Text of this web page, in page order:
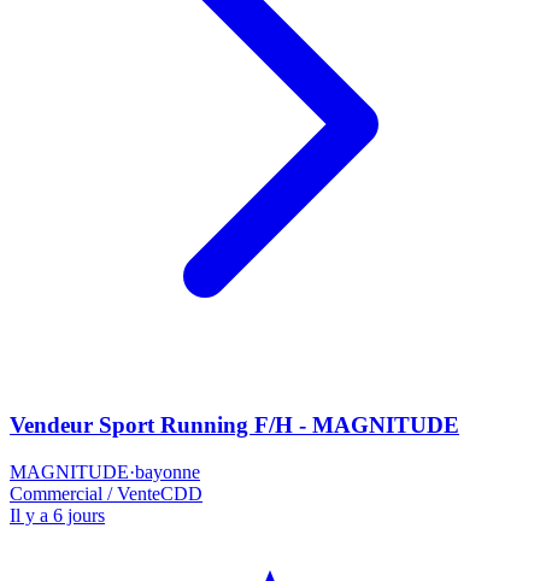
Vendeur Sport Running F/H - MAGNITUDE
MAGNITUDE·bayonne
Commercial / VenteCDD
Il y a 6 jours